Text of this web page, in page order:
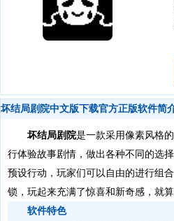
坏结局剧院中文版下载官方正版软件简
坏结局剧院是一款采用像素风格
行体验故事剧情，做出各种不同的选
预设行动，玩家们可以自由的进行组
锁，玩起来充满了惊喜和新奇感，就
软件特色